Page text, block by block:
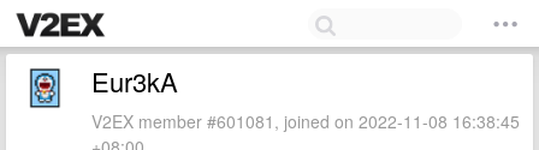
Eur3kA
V2EX member #601081, joined on 2022-11-08 16:38:45